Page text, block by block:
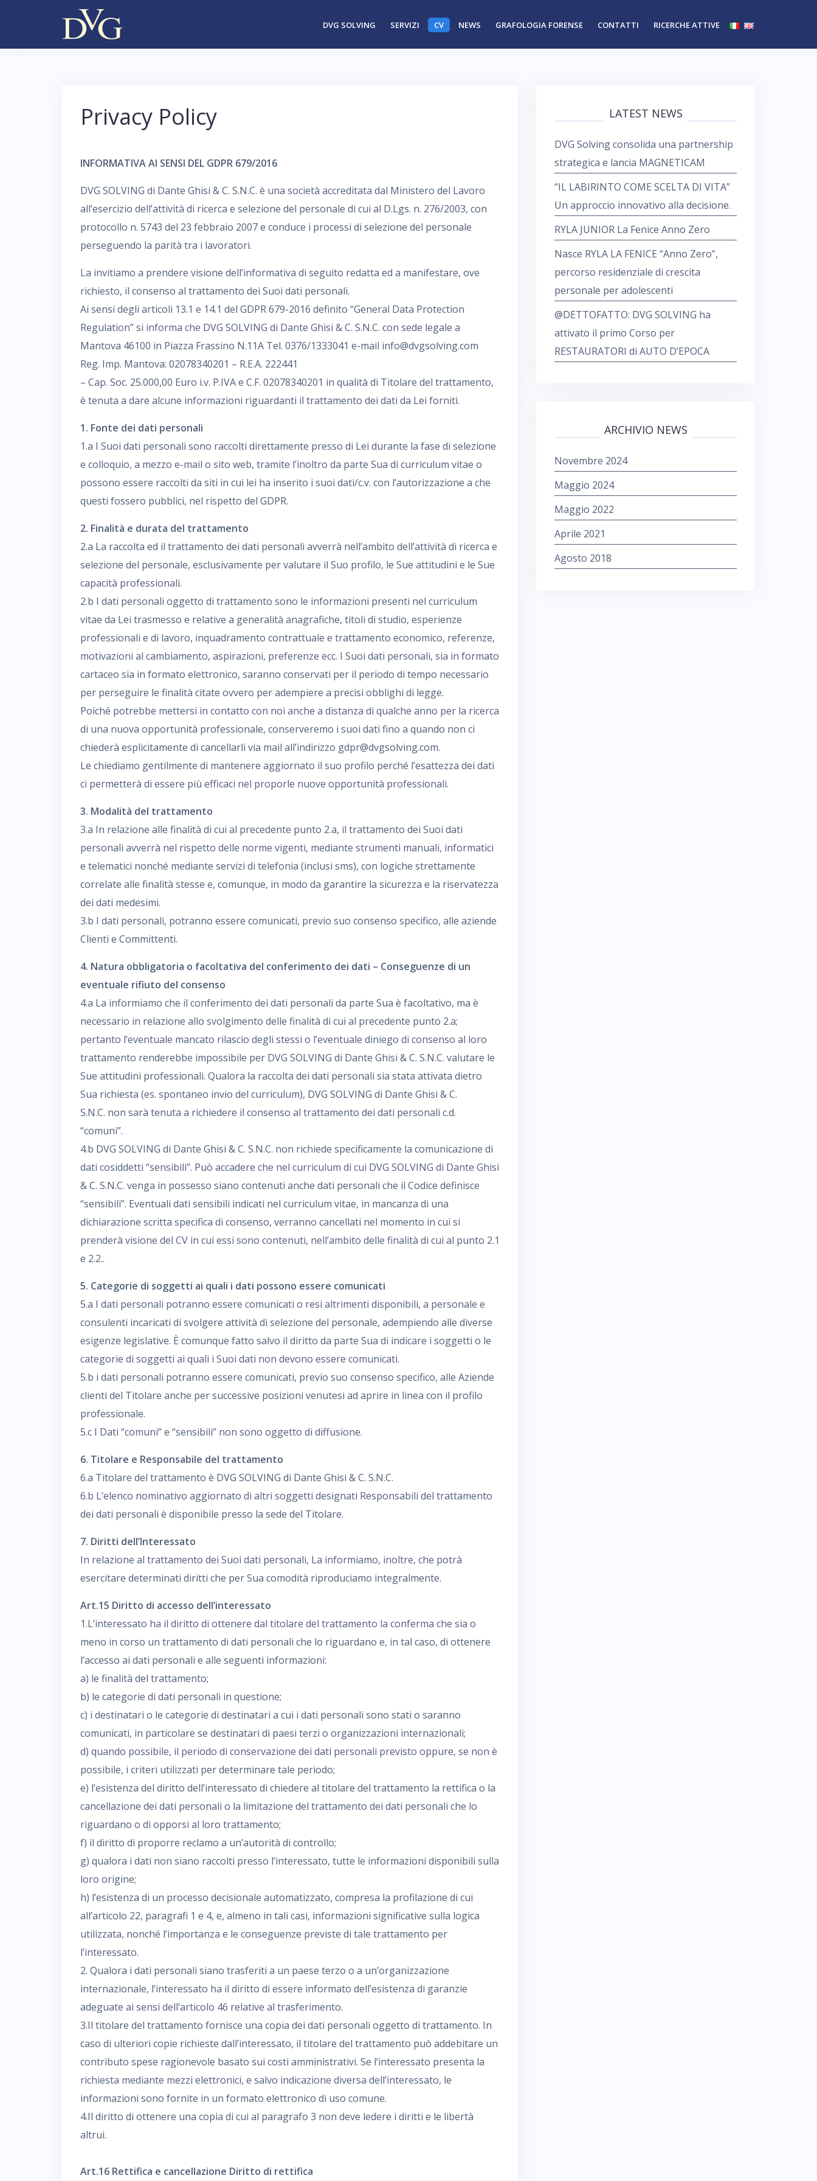
i
DVG SOLVING SERVIZI CV NEWS GRAFOLOGIA FORENSE CONTATTI RICERCHE ATTIVE
Privacy Policy
INFORMATIVA AI SENSI DEL GDPR 679/2016
DVG SOLVING di Dante Ghisi & C. S.N.C. è una società accreditata dal Ministero del Lavoro
all’esercizio dell’attività di ricerca e selezione del personale di cui al D.Lgs. n. 276/2003, con
protocollo n. 5743 del 23 febbraio 2007 e conduce i processi di selezione del personale
perseguendo la parità tra i lavoratori.
La invitiamo a prendere visione dell’informativa di seguito redatta ed a manifestare, ove
richiesto, il consenso al trattamento dei Suoi dati personali.
Ai sensi degli articoli 13.1 e 14.1 del GDPR 679-2016 definito “General Data Protection
Regulation” si informa che DVG SOLVING di Dante Ghisi & C. S.N.C. con sede legale a
Mantova 46100 in Piazza Frassino N.11A Tel. 0376/1333041 e-mail info@dvgsolving.com
Reg. Imp. Mantova: 02078340201 – R.E.A. 222441
– Cap. Soc. 25.000,00 Euro i.v. P.IVA e C.F. 02078340201 in qualità di Titolare del trattamento,
è tenuta a dare alcune informazioni riguardanti il trattamento dei dati da Lei forniti.
1. Fonte dei dati personali
1.a I Suoi dati personali sono raccolti direttamente presso di Lei durante la fase di selezione
e colloquio, a mezzo e-mail o sito web, tramite l’inoltro da parte Sua di curriculum vitae o
possono essere raccolti da siti in cui lei ha inserito i suoi dati/c.v. con l’autorizzazione a che
questi fossero pubblici, nel rispetto del GDPR.
2. Finalità e durata del trattamento
2.a La raccolta ed il trattamento dei dati personali avverrà nell’ambito dell’attività di ricerca e
selezione del personale, esclusivamente per valutare il Suo profilo, le Sue attitudini e le Sue
capacità professionali.
2.b I dati personali oggetto di trattamento sono le informazioni presenti nel curriculum
vitae da Lei trasmesso e relative a generalità anagrafiche, titoli di studio, esperienze
professionali e di lavoro, inquadramento contrattuale e trattamento economico, referenze,
motivazioni al cambiamento, aspirazioni, preferenze ecc. I Suoi dati personali, sia in formato
cartaceo sia in formato elettronico, saranno conservati per il periodo di tempo necessario
per perseguire le finalità citate ovvero per adempiere a precisi obblighi di legge.
Poiché potrebbe mettersi in contatto con noi anche a distanza di qualche anno per la ricerca
di una nuova opportunità professionale, conserveremo i suoi dati fino a quando non ci
chiederà esplicitamente di cancellarli via mail all’indirizzo gdpr@dvgsolving.com.
Le chiediamo gentilmente di mantenere aggiornato il suo profilo perché l’esattezza dei dati
ci permetterà di essere più efficaci nel proporle nuove opportunità professionali.
3. Modalità del trattamento
3.a In relazione alle finalità di cui al precedente punto 2.a, il trattamento dei Suoi dati
personali avverrà nel rispetto delle norme vigenti, mediante strumenti manuali, informatici
e telematici nonché mediante servizi di telefonia (inclusi sms), con logiche strettamente
correlate alle finalità stesse e, comunque, in modo da garantire la sicurezza e la riservatezza
dei dati medesimi.
3.b I dati personali, potranno essere comunicati, previo suo consenso specifico, alle aziende
Clienti e Committenti.
4. Natura obbligatoria o facoltativa del conferimento dei dati – Conseguenze di un
eventuale rifiuto del consenso
4.a La informiamo che il conferimento dei dati personali da parte Sua è facoltativo, ma è
necessario in relazione allo svolgimento delle finalità di cui al precedente punto 2.a;
pertanto l’eventuale mancato rilascio degli stessi o l’eventuale diniego di consenso al loro
trattamento renderebbe impossibile per DVG SOLVING di Dante Ghisi & C. S.N.C. valutare le
Sue attitudini professionali. Qualora la raccolta dei dati personali sia stata attivata dietro
Sua richiesta (es. spontaneo invio del curriculum), DVG SOLVING di Dante Ghisi & C.
S.N.C. non sarà tenuta a richiedere il consenso al trattamento dei dati personali c.d.
“comuni”.
4.b DVG SOLVING di Dante Ghisi & C. S.N.C. non richiede specificamente la comunicazione di
dati cosiddetti “sensibili”. Può accadere che nel curriculum di cui DVG SOLVING di Dante Ghisi
& C. S.N.C. venga in possesso siano contenuti anche dati personali che il Codice definisce
“sensibili”. Eventuali dati sensibili indicati nel curriculum vitae, in mancanza di una
dichiarazione scritta specifica di consenso, verranno cancellati nel momento in cui si
prenderà visione del CV in cui essi sono contenuti, nell’ambito delle finalità di cui al punto 2.1
e 2.2..
5. Categorie di soggetti ai quali i dati possono essere comunicati
5.a I dati personali potranno essere comunicati o resi altrimenti disponibili, a personale e
consulenti incaricati di svolgere attività di selezione del personale, adempiendo alle diverse
esigenze legislative. È comunque fatto salvo il diritto da parte Sua di indicare i soggetti o le
categorie di soggetti ai quali i Suoi dati non devono essere comunicati.
5.b i dati personali potranno essere comunicati, previo suo consenso specifico, alle Aziende
clienti del Titolare anche per successive posizioni venutesi ad aprire in linea con il profilo
professionale.
5.c I Dati “comuni” e “sensibili” non sono oggetto di diffusione.
6. Titolare e Responsabile del trattamento
6.a Titolare del trattamento è DVG SOLVING di Dante Ghisi & C. S.N.C.
6.b L’elenco nominativo aggiornato di altri soggetti designati Responsabili del trattamento
dei dati personali è disponibile presso la sede del Titolare.
7. Diritti dell’Interessato
In relazione al trattamento dei Suoi dati personali, La informiamo, inoltre, che potrà
esercitare determinati diritti che per Sua comodità riproduciamo integralmente.
Art.15 Diritto di accesso dell’interessato
1.L’interessato ha il diritto di ottenere dal titolare del trattamento la conferma che sia o
meno in corso un trattamento di dati personali che lo riguardano e, in tal caso, di ottenere
l’accesso ai dati personali e alle seguenti informazioni:
a) le finalità del trattamento;
b) le categorie di dati personali in questione;
c) i destinatari o le categorie di destinatari a cui i dati personali sono stati o saranno
comunicati, in particolare se destinatari di paesi terzi o organizzazioni internazionali;
d) quando possibile, il periodo di conservazione dei dati personali previsto oppure, se non è
possibile, i criteri utilizzati per determinare tale periodo;
e) l’esistenza del diritto dell’interessato di chiedere al titolare del trattamento la rettifica o la
cancellazione dei dati personali o la limitazione del trattamento dei dati personali che lo
riguardano o di opporsi al loro trattamento;
f) il diritto di proporre reclamo a un’autorità di controllo;
g) qualora i dati non siano raccolti presso l’interessato, tutte le informazioni disponibili sulla
loro origine;
h) l’esistenza di un processo decisionale automatizzato, compresa la profilazione di cui
all’articolo 22, paragrafi 1 e 4, e, almeno in tali casi, informazioni significative sulla logica
utilizzata, nonché l’importanza e le conseguenze previste di tale trattamento per
l’interessato.
2. Qualora i dati personali siano trasferiti a un paese terzo o a un’organizzazione
internazionale, l’interessato ha il diritto di essere informato dell’esistenza di garanzie
adeguate ai sensi dell’articolo 46 relative al trasferimento.
3.Il titolare del trattamento fornisce una copia dei dati personali oggetto di trattamento. In
caso di ulteriori copie richieste dall’interessato, il titolare del trattamento può addebitare un
contributo spese ragionevole basato sui costi amministrativi. Se l’interessato presenta la
richiesta mediante mezzi elettronici, e salvo indicazione diversa dell’interessato, le
informazioni sono fornite in un formato elettronico di uso comune.
4.Il diritto di ottenere una copia di cui al paragrafo 3 non deve ledere i diritti e le libertà
altrui.
Art.16 Rettifica e cancellazione Diritto di rettifica
LATEST NEWS
DVG Solving consolida una partnership
strategica e lancia MAGNETICAM
“IL LABIRINTO COME SCELTA DI VITA”
Un approccio innovativo alla decisione.
RYLA JUNIOR La Fenice Anno Zero
Nasce RYLA LA FENICE “Anno Zero”,
percorso residenziale di crescita
personale per adolescenti
@DETTOFATTO: DVG SOLVING ha
attivato il primo Corso per
RESTAURATORI di AUTO D’EPOCA
ARCHIVIO NEWS
Novembre 2024
Maggio 2024
Maggio 2022
Aprile 2021
Agosto 2018